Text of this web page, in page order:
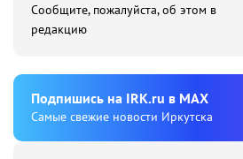
Сообщите, пожалуйста, об этом в
редакцию
Подпишиcь на IRK.ru в MAX
Cамые свежие новости Иркутска